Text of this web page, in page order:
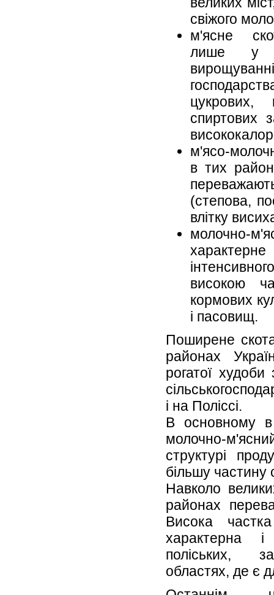
свіжого
м'ясне
лише у
цукрових,
спиртових
м'ясо-
в тих
(степова,
влітку
високою
кормових
і пасовищ.
Поширене
районах
рогатої
і на Поліссі.
В основному в
молочно-
структурі
більшу частину
Навколо
районах
Висока
характерна
поліських,
областях, де є